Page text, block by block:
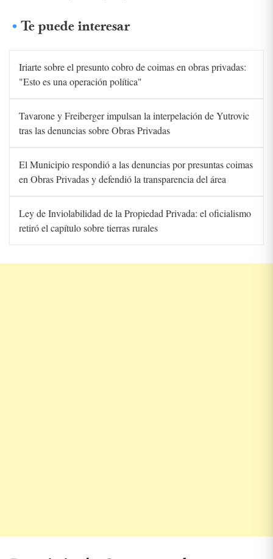
Te puede interesar
Iriarte sobre el presunto cobro de coimas en obras privadas:
"Esto es una operación política"
Tavarone y Freiberger impulsan la interpelación de Yutrovic
tras las denuncias sobre Obras Privadas
El Municipio respondió a las denuncias por presuntas coimas
en Obras Privadas y defendió la transparencia del área
Ley de Inviolabilidad de la Propiedad Privada: el oficialismo
retiró el capítulo sobre tierras rurales